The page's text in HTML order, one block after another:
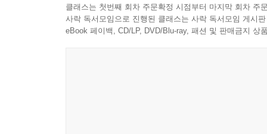
클래스는 첫번째 회차 주문확정 시점부터 마지막 회차 주
사락 독서모임으로 진행된 클래스는 사락 독서모임 게시
eBook 페이백, CD/LP, DVD/Blu-ray, 패션 및 판매금지 상